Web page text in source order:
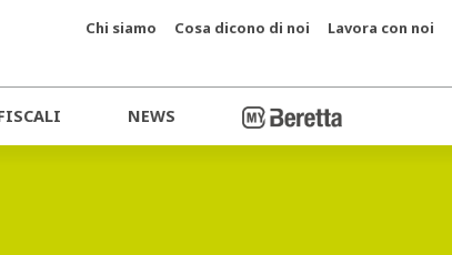
NEWS
Chi siamo Cosa dicono di noi Lavora con noi